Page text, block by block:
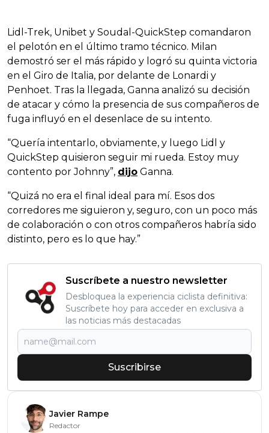
Lidl-Trek, Unibet y Soudal-QuickStep comandaron
el pelotón en el último tramo técnico. Milan
demostró ser el más rápido y logró su quinta victoria
en el Giro de Italia, por delante de Lonardi y
Penhoet. Tras la llegada, Ganna analizó su decisión
de atacar y cómo la presencia de sus compañeros de
fuga influyó en el desenlace de su intento.
“Quería intentarlo, obviamente, y luego Lidl y
QuickStep quisieron seguir mi rueda. Estoy muy
contento por Johnny”, dijo Ganna.
“Quizá no era el final ideal para mí. Esos dos
corredores me siguieron y, seguro, con un poco más
de colaboración o con otros compañeros habría sido
distinto, pero es lo que hay.”
Suscríbete a nuestro newsletter
Desbloquea la experiencia ciclista definitiva:
Suscríbete hoy para acceder en exclusiva a
las noticias más destacadas
Suscribirse
Javier Rampe
Redactor